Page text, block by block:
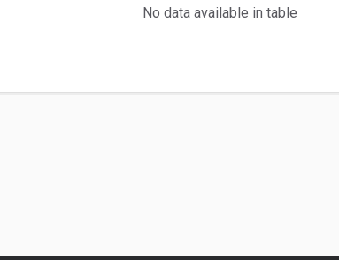
No data available in table